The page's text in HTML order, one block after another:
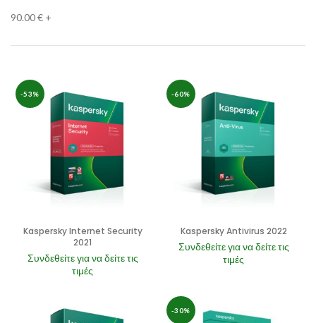
90.00€ +
-53%
Kaspersky Internet Security
2021
Συνδεθείτε για να δείτε τις
τιμές
-60%
Kaspersky Antivirus 2022
Συνδεθείτε για να δείτε τις
τιμές
-30%